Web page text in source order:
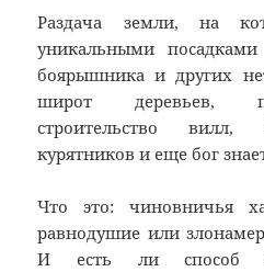
Раздача земли, на
уникальными
боярышника и других
широт деревьев,
строительство вилл,
курятников и еще бог
Что это: чиновничья
равнодушие или
И есть ли способ